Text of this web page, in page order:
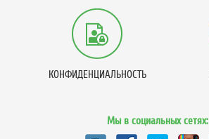
КОНФИДЕНЦИАЛЬНОСТЬ
Мы в социальных сетях: